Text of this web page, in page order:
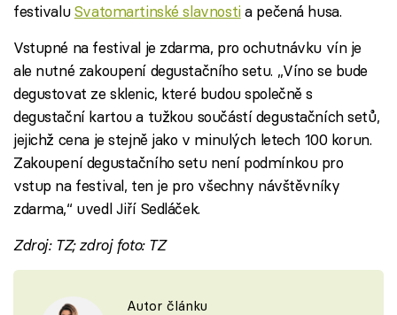
festivaluSvatomartinské slavnostia pečená husa.
Vstupné na festival je zdarma, pro ochutnávku vín je
ale nutné zakoupení degustačního setu. „Víno se bude
degustovat ze sklenic, které budou společně s
degustační kartou a tužkou součástí degustačních setů,
jejichž cena je stejně jako v minulých letech 100 korun.
Zakoupení degustačního setu není podmínkou pro
vstup na festival, ten je pro všechny návštěvníky
zdarma,“ uvedl Jiří Sedláček.
Zdroj: TZ; zdroj foto: TZ
Autor článku